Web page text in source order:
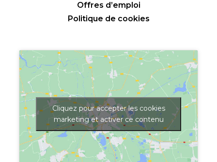
Offres d’emploi
Politique de cookies
Cliquez pour accepter les cookies
marketing et activer ce contenu